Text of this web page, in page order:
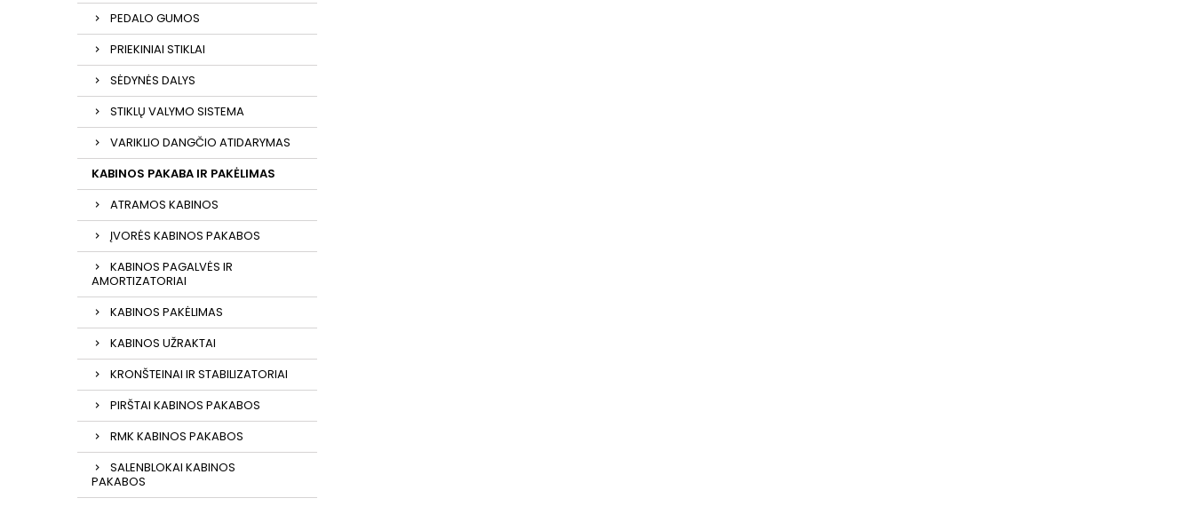
PEDALO GUMOS
PRIEKINIAI STIKLAI
SĖDYNĖS DALYS
STIKLŲ VALYMO SISTEMA
VARIKLIO DANGČIO ATIDARYMAS
KABINOS PAKABA IR PAKĖLIMAS
ATRAMOS KABINOS
ĮVORĖS KABINOS PAKABOS
KABINOS PAGALVĖS IR
AMORTIZATORIAI
KABINOS PAKĖLIMAS
KABINOS UŽRAKTAI
KRONŠTEINAI IR STABILIZATORIAI
PIRŠTAI KABINOS PAKABOS
RMK KABINOS PAKABOS
SALENBLOKAI KABINOS
PAKABOS